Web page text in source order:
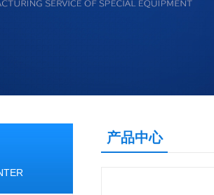
产品中心